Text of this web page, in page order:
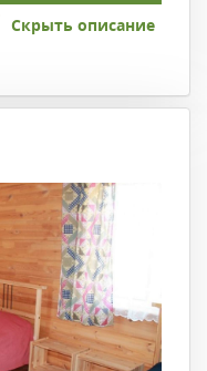
Скрыть описание